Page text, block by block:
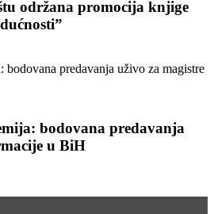
održana promocija knjige
bodovana predavanja
u BiH